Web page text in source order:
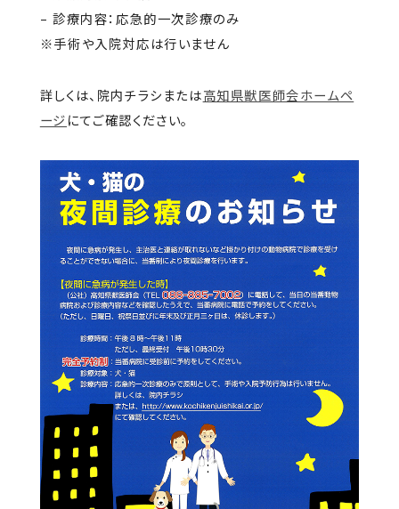
– 診療内容：応急的一次診療のみ
※手術や入院対応は行いません
詳しくは、院内チラシまたは高知県獣医師会ホームペ
ージ にてご確認ください。